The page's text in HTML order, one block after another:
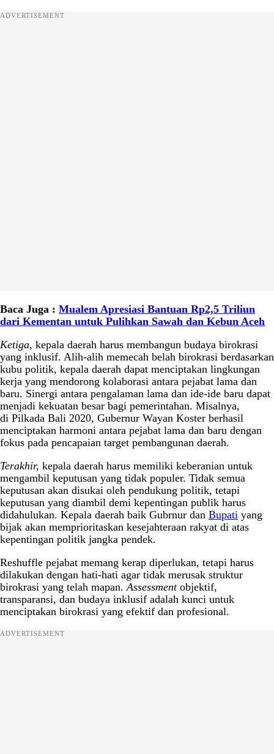
ADVERTISEMENT
Baca Juga : Mualem Apresiasi Bantuan Rp2,5 Triliun
dari Kementan untuk Pulihkan Sawah dan Kebun Aceh
Ketiga, kepala daerah harus membangun budaya birokrasi
yang inklusif. Alih-alih memecah belah birokrasi berdasarkan
kubu politik, kepala daerah dapat menciptakan lingkungan
kerja yang mendorong kolaborasi antara pejabat lama dan
baru. Sinergi antara pengalaman lama dan ide-ide baru dapat
menjadi kekuatan besar bagi pemerintahan. Misalnya,
di Pilkada Bali 2020, Gubernur Wayan Koster berhasil
menciptakan harmoni antara pejabat lama dan baru dengan
fokus pada pencapaian target pembangunan daerah.
Terakhir, kepala daerah harus memiliki keberanian untuk
mengambil keputusan yang tidak populer. Tidak semua
keputusan akan disukai oleh pendukung politik, tetapi
keputusan yang diambil demi kepentingan publik harus
didahulukan. Kepala daerah baik Gubrnur dan Bupati yang
bijak akan memprioritaskan kesejahteraan rakyat di atas
kepentingan politik jangka pendek.
Reshuffle pejabat memang kerap diperlukan, tetapi harus
dilakukan dengan hati-hati agar tidak merusak struktur
birokrasi yang telah mapan. Assessmentobjektif,
transparansi, dan budaya inklusif adalah kunci untuk
menciptakan birokrasi yang efektif dan profesional.
ADVERTISEMENT